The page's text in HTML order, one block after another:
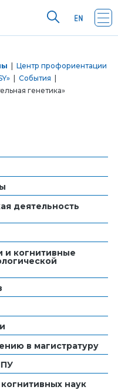
Центр профориентации
События
генетика»
деятельность
и когнитивные
в магистратуру
наук